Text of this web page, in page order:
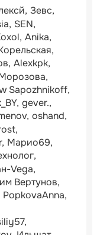
Зевс
SEN
Anika
Alexkpk
Sapozhnikoff
gever.
oshand
Марио69
Vega
Вертунов
PopkovaAnna